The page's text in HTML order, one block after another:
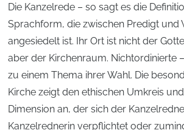
Die Kanzelrede – so sagt es die
Sprachform, die zwischen Predigt und
angesiedelt ist. Ihr Ort ist nicht der
aber der Kirchenraum. Nichtordinierte
zu einem Thema ihrer Wahl. Die
Kirche zeigt den ethischen Umkreis
Dimension an, der sich der
Kanzelrednerin verpflichtet oder